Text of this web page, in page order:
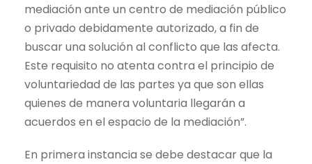
mediación ante un centro de mediación público
o privado debidamente autorizado, a fin de
buscar una solución al conflicto que las afecta.
Este requisito no atenta contra el principio de
voluntariedad de las partes ya que son ellas
quienes de manera voluntaria llegarán a
acuerdos en el espacio de la mediación”.
En primera instancia se debe destacar que la